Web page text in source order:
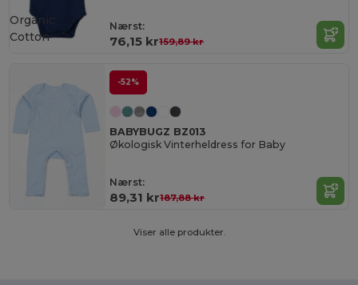
Nærst:
76,15 kr159,89 kr
Organic
Cotton
-52%
BABYBUGZ BZ013
Økologisk Vinterheldress for Baby
Nærst:
89,31 kr187,88 kr
Viser alle produkter.